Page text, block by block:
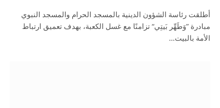
أطلقت رئاسة الشؤون الدينية بالمسجد الحرام والمسجد النبوي
مبادرة ”وَطَهِّر بَيتِي“ تزامنًا مع غسل الكعبة، بهدف تعميق ارتباط
الأمة بالبيت…